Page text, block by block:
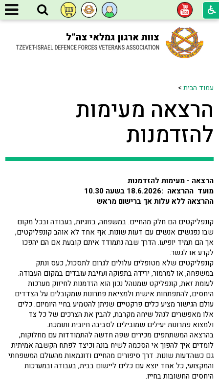
עמוד הבית>
הרצאה מעימות
להזדמנות
הרצאה - מעימות להזדמנות
מועד ההרצאה :18.6.2026 בשעה 10.30
ההרצאה ללא עלות אך ברישום מראש
קונפליקטים הם חלק מהחיים. במשפחה, בזוגיות, בעבודה ובכל מקום
שבו נפגשים אנשים עם דעות שונות. אף אחד לא אוהב קונפליקטים,
אך הם תמיד יופיעו. הדרך שבה נתמודד איתם קובעת אם הם יהפכו
לקרע או לגשר.
קונפליקטים שלא מטופלים עלולים לגרום לתסכול, כעס ונתק
במשפחה, או למרמור, ירידה בתפוקה ועזיבת עובדים במקום העבודה.
לעומת זאת, קונפליקט שמנוהל נכון הוא הזדמנות לחיזוק מערכות
היחסים, להתפתחות אישית ולמציאת פתרונות שמקובלים על הצדדים.
עולם הגישור מציע כלים פרקטיים שניתן להטמיע בחיי היומיום. כלים
אלו מאפשרים לנהל שיחה מקרבת, להבין את הצרכים של כל צד
ולמצוא פתרונות יעילים שמובילים לסביבה חיובית ותומכת.
בהרצאה המשתתפים מכירים שפה חדשה להתמודדות עם מחלוקות,
לומדים איך להפוך אי הסכמה לשיח בונה וכיצד לפתח הקשבה אמיתית
גם כשהדעות שונות. דרך סיפורים מהחיים ודוגמאות מהעולם המשפחתי
והמקצועי, כל אחד יוצא עם כלים ליישום בבית, בעבודה ובמערכות
היחסים החשובות בחייו.